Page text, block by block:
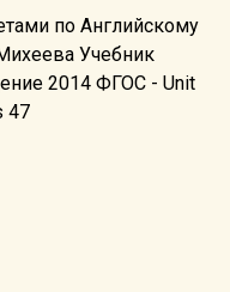
по Английскому
Учебник
2014 ФГОС - Unit
47